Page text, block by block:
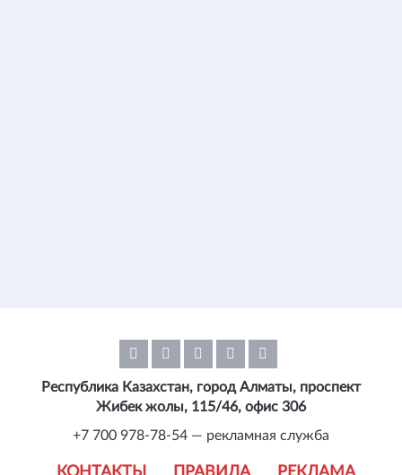
Республика Казахстан, город Алматы, проспект
Жибек жолы, 115/46, офис 306
+7 700 978-78-54 — рекламная служба